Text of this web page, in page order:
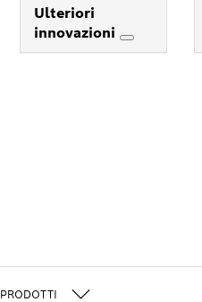
PRODOTTI
Ulteriori
innovazioni